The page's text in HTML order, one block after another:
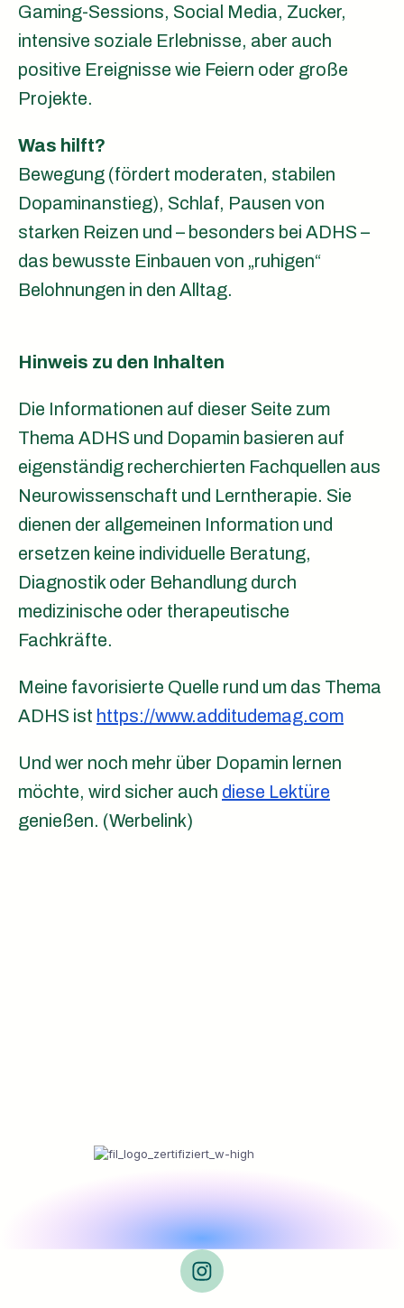
Gaming-Sessions, Social Media, Zucker,
intensive soziale Erlebnisse, aber auch
positive Ereignisse wie Feiern oder große
Projekte.
Was hilft?
Bewegung (fördert moderaten, stabilen
Dopaminanstieg), Schlaf, Pausen von
starken Reizen und – besonders bei ADHS –
das bewusste Einbauen von „ruhigen“
Belohnungen in den Alltag.
Hinweis zu den Inhalten
Die Informationen auf dieser Seite zum
Thema ADHS und Dopamin basieren auf
eigenständig recherchierten Fachquellen aus
Neurowissenschaft und Lerntherapie. Sie
dienen der allgemeinen Information und
ersetzen keine individuelle Beratung,
Diagnostik oder Behandlung durch
medizinische oder therapeutische
Fachkräfte.
Meine favorisierte Quelle rund um das Thema
ADHS ist https://www.additudemag.com
Und wer noch mehr über Dopamin lernen
möchte, wird sicher auch diese Lektüre
genießen. (Werbelink)